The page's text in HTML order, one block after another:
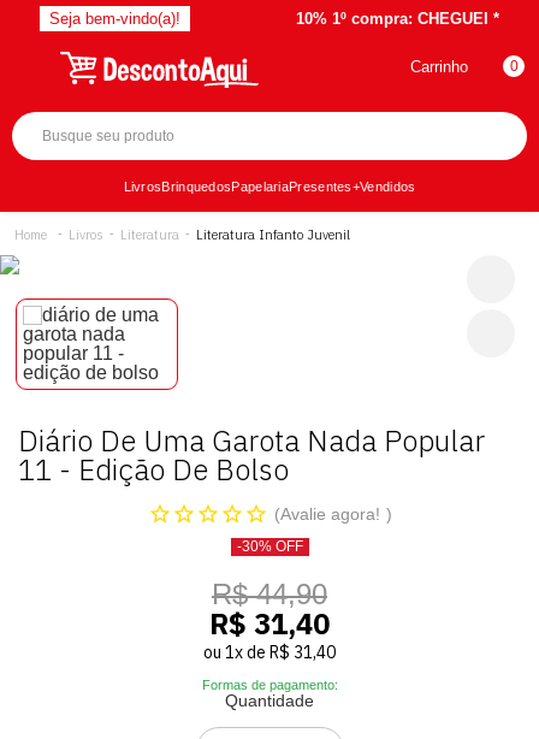
Seja bem-vindo(a)! 10% 1º compra: CHEGUEI *
Carrinho 0
LivrosBrinquedosPapelariaPresentes+Vendidos
Livros Literatura Literatura Infanto Juvenil
Diário De Uma Garota Nada Popular
11 - Edição De Bolso
Avalie agora!
-30% OFF
R$ 44,90
R$ 31,40
ou 1xde R$ 31,40
Formas de pagamento:
Quantidade